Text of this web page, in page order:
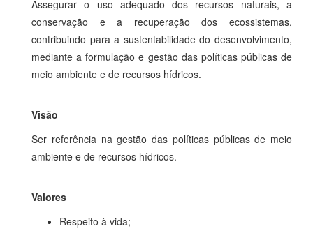
Assegurar o uso adequado dos recursos naturais, a
conservação e a recuperação dos ecossistemas,
contribuindo para a sustentabilidade do desenvolvimento,
mediante a formulação e gestão das políticas públicas de
meio ambiente e de recursos hídricos.
Visão
Ser referência na gestão das políticas públicas de meio
ambiente e de recursos hídricos.
Valores
Respeito à vida;